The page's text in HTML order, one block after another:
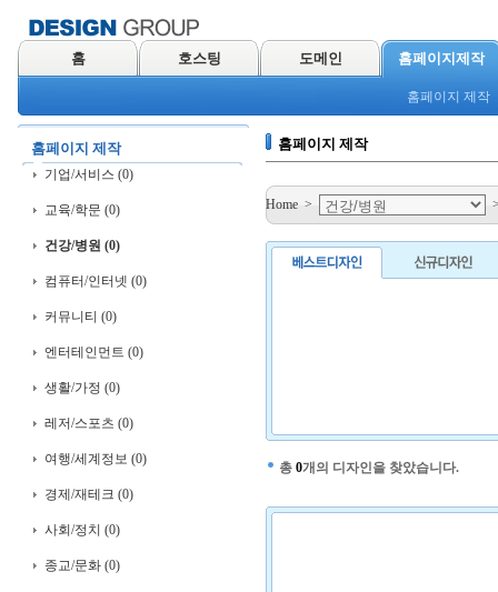
홈 호스팅 도메인 홈페이지제작
홈페이지 제작
홈페이지 제작
기업/서비스 (0)
교육/학문 (0)
건강/병원 (0)
컴퓨터/인터넷 (0)
커뮤니티 (0)
엔터테인먼트 (0)
생활/가정 (0)
레저/스포츠 (0)
여행/세계정보 (0)
경제/재테크 (0)
사회/정치 (0)
종교/문화 (0)
홈페이지 제작
Home >
총 0개의 디자인을 찾았습니다.